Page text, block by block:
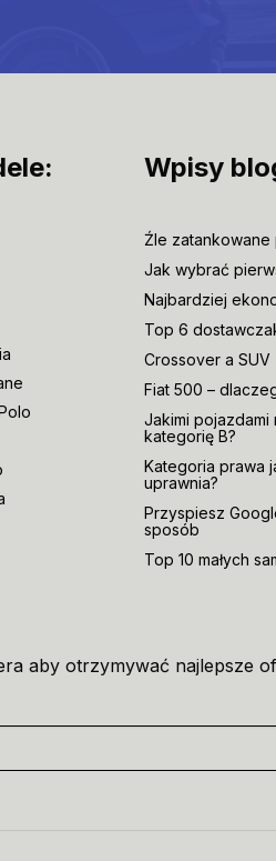
Wpisy
Źle
Jak wybrać
Najbardziej
Top 6
Crossover a
Fiat 500 –
Jakimi pojazdami
kategorię B?
Kategoria prawa
uprawnia?
Przyspiesz
sposób
Top 10 małych
aby otrzymywać najlepsze